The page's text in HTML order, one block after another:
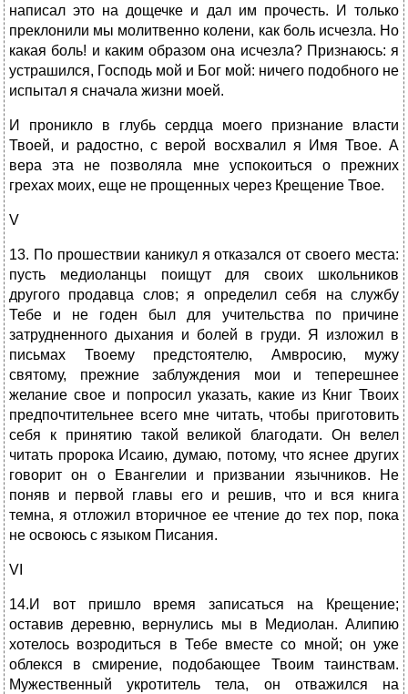
написал это на дощечке и дал им прочесть. И только
преклонили мы молитвенно колени, как боль исчезла. Но
какая боль! и каким образом она исчезла? Признаюсь: я
устрашился, Господь мой и Бог мой: ничего подобного не
испытал я сначала жизни моей.
И проникло в глубь сердца моего признание власти
Твоей, и радостно, с верой восхвалил я Имя Твое. А
вера эта не позволяла мне успокоиться о прежних
грехах моих, еще не прощенных через Крещение Твое.
V
13. По прошествии каникул я отказался от своего места:
пусть медиоланцы поищут для своих школьников
другого продавца слов; я определил себя на службу
Тебе и не годен был для учительства по причине
затрудненного дыхания и болей в груди. Я изложил в
письмах Твоему предстоятелю, Амвросию, мужу
святому, прежние заблуждения мои и теперешнее
желание свое и попросил указать, какие из Книг Твоих
предпочтительнее всего мне читать, чтобы приготовить
себя к принятию такой великой благодати. Он велел
читать пророка Исаию, думаю, потому, что яснее других
говорит он о Евангелии и призвании язычников. Не
поняв и первой главы его и решив, что и вся книга
темна, я отложил вторичное ее чтение до тех пор, пока
не освоюсь с языком Писания.
VI
14.И вот пришло время записаться на Крещение;
оставив деревню, вернулись мы в Медиолан. Алипию
хотелось возродиться в Тебе вместе со мной; он уже
облекся в смирение, подобающее Твоим таинствам.
Мужественный укротитель тела, он отважился на